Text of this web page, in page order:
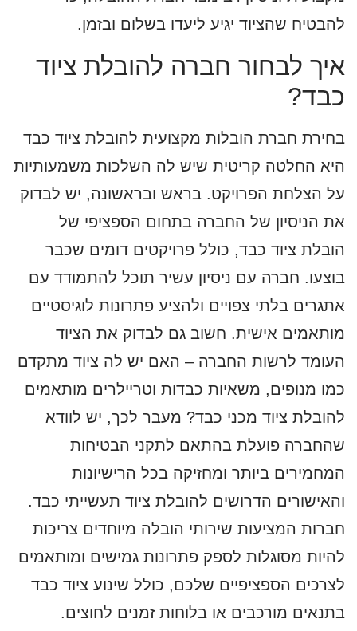
להבטיח שהציוד יגיע ליעדו בשלום ובזמן.
איך לבחור חברה להובלת ציוד
כבד?
בחירת חברת הובלות מקצועית להובלת ציוד כבד
היא החלטה קריטית שיש לה השלכות משמעותיות
על הצלחת הפרויקט. בראש ובראשונה, יש לבדוק
את הניסיון של החברה בתחום הספציפי של
הובלת ציוד כבד, כולל פרויקטים דומים שכבר
בוצעו. חברה עם ניסיון עשיר תוכל להתמודד עם
אתגרים בלתי צפויים ולהציע פתרונות לוגיסטיים
מותאמים אישית. חשוב גם לבדוק את הציוד
העומד לרשות החברה – האם יש לה ציוד מתקדם
כמו מנופים, משאיות כבדות וטריילרים מותאמים
להובלת ציוד מכני כבד? מעבר לכך, יש לוודא
שהחברה פועלת בהתאם לתקני הבטיחות
המחמירים ביותר ומחזיקה בכל הרישיונות
והאישורים הדרושים להובלת ציוד תעשייתי כבד.
חברות המציעות שירותי הובלה מיוחדים צריכות
להיות מסוגלות לספק פתרונות גמישים ומותאמים
לצרכים הספציפיים שלכם, כולל שינוע ציוד כבד
בתנאים מורכבים או בלוחות זמנים לחוצים.